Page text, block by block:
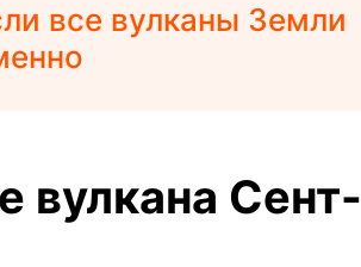
все вулканы Земли
вулкана Сент-